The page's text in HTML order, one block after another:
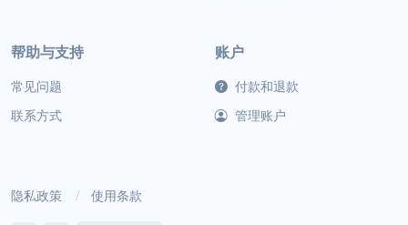
帮助与支持
常见问题
联系方式
账户
付款和退款
管理账户
隐私政策 使用条款